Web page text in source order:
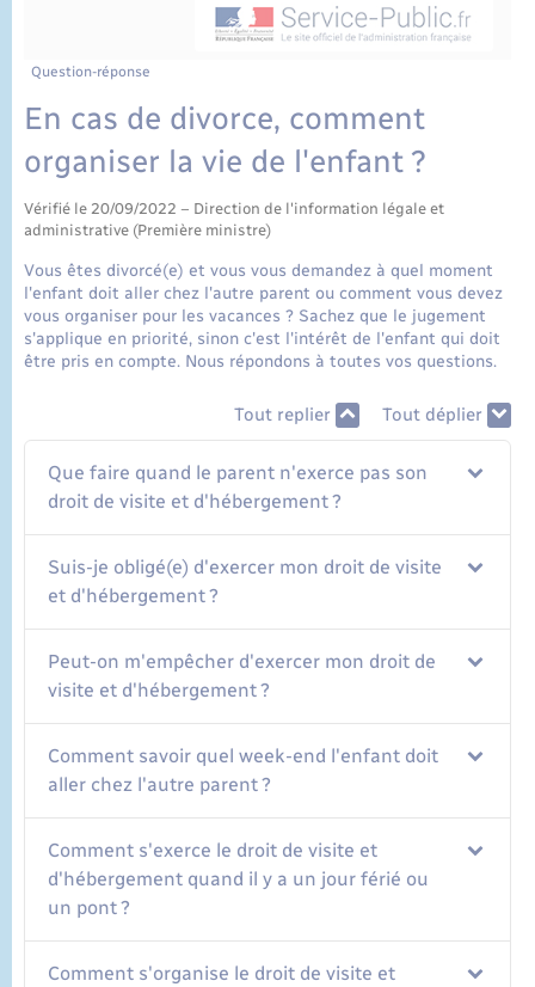
Question-réponse
En cas de divorce, comment
organiser la vie de l'enfant ?
Vérifié le 20/09/2022 – Direction de l'information légale et
administrative (Première ministre)
Vous êtes divorcé(e) et vous vous demandez à quel moment
l'enfant doit aller chez l'autre parent ou comment vous devez
vous organiser pour les vacances ? Sachez que le jugement
s'applique en priorité, sinon c'est l'intérêt de l'enfant qui doit
être pris en compte. Nous répondons à toutes vos questions.
Tout replier Tout déplier
Que faire quand le parent n'exerce pas son
droit de visite et d'hébergement ?
Suis-je obligé(e) d'exercer mon droit de visite
et d'hébergement ?
Peut-on m'empêcher d'exercer mon droit de
visite et d'hébergement ?
Comment savoir quel week-end l'enfant doit
aller chez l'autre parent ?
Comment s'exerce le droit de visite et
d'hébergement quand il y a un jour férié ou
un pont ?
Comment s'organise le droit de visite et